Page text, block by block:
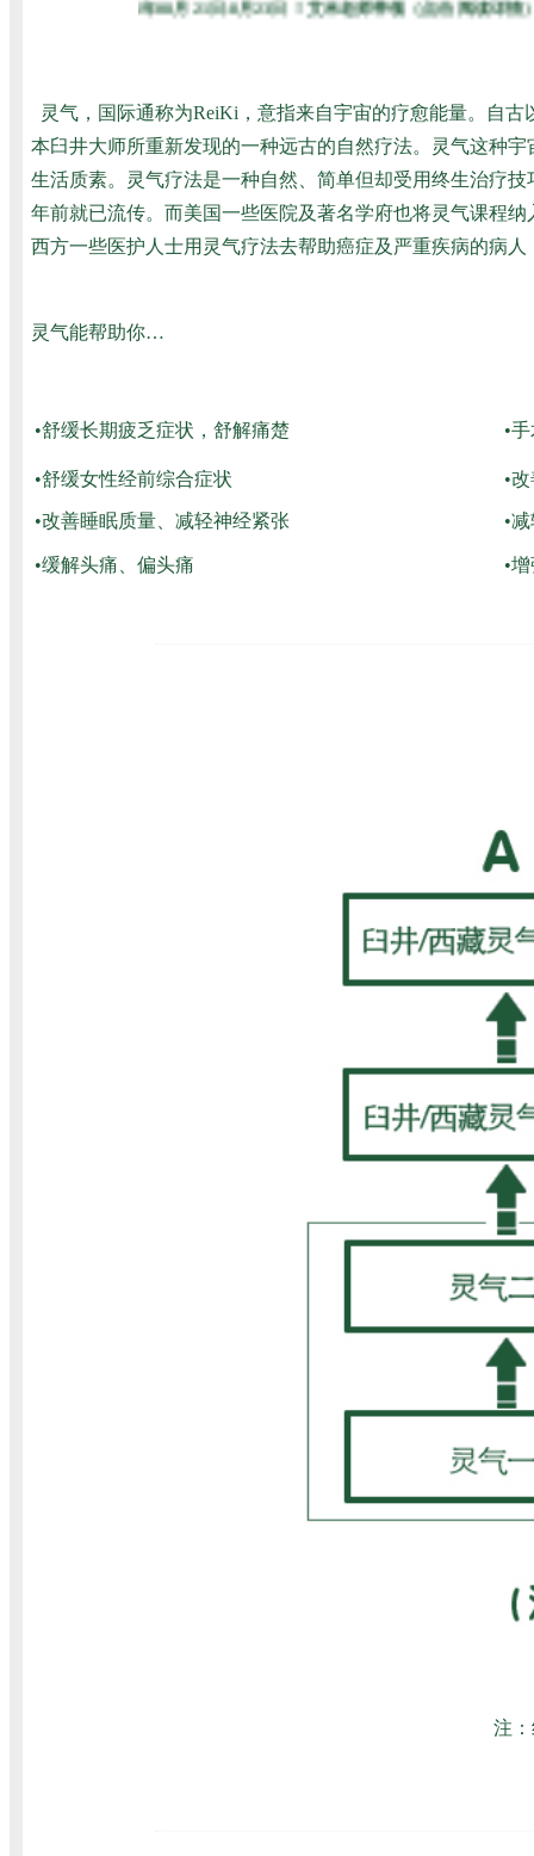
灵气，国际通称为ReiKi，意指来自宇宙的疗愈能量。自
本臼井大师所重新发现的一种远古的自然疗法。
灵气这种
生活质素。灵气疗法是一种自然、简单但却受用终生治疗
年前就已流传。而美国一些医院及著名学府也将灵气课程
西方一些医护人士用灵气疗法去帮助癌症及严重疾病的病
灵气能帮助你…
•舒缓长期疲乏症状，舒解痛楚 •
•舒缓女性经前综合症状 •
•改善睡眠质量、减轻神经紧张 •
•缓解头痛、偏头痛 •
注